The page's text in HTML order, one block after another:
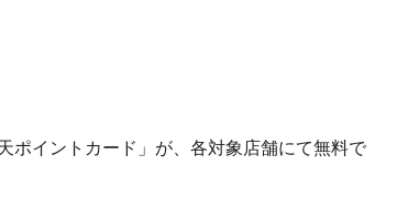
ポイントカード」が、各対象店舗にて無料で